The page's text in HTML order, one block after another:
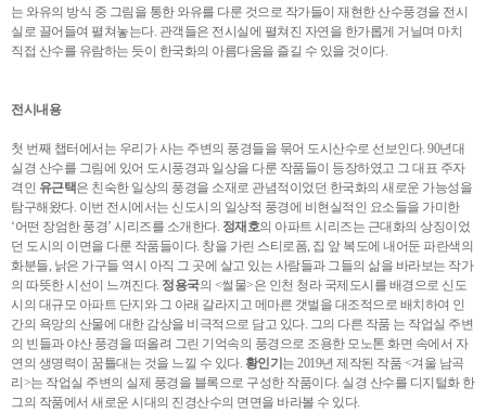
는 와유의 방식 중 그림을 통한 와유를 다룬 것으로 작가들이 재현한 산수풍경을 전시
실로 끌어들여 펼쳐놓는다. 관객들은 전시실에 펼쳐진 자연을 한가롭게 거닐며 마치
직접 산수를 유람하는 듯이 한국화의 아름다움을 즐길 수 있을 것이다.
전시내용
첫 번째 챕터에서는 우리가 사는 주변의 풍경들을 묶어 도시산수로 선보인다. 90년대
실경 산수를 그림에 있어 도시풍경과 일상을 다룬 작품들이 등장하였고 그 대표 주자
격인 유근택은 친숙한 일상의 풍경을 소재로 관념적이었던 한국화의 새로운 가능성을
탐구해왔다. 이번 전시에서는 신도시의 일상적 풍경에 비현실적인 요소들을 가미한
‘어떤 장엄한 풍경’ 시리즈를 소개한다. 정재호의 아파트 시리즈는 근대화의 상징이었
던 도시의 이면을 다룬 작품들이다. 창을 가린 스티로폼, 집 앞 복도에 내어둔 파란색의
화분들, 낡은 가구들 역시 아직 그 곳에 살고 있는 사람들과 그들의 삶을 바라보는 작가
의 따뜻한 시선이 느껴진다. 정용국의 <썰물>은 인천 청라 국제도시를 배경으로 신도
시의 대규모 아파트 단지와 그 아래 갈라지고 메마른 갯벌을 대조적으로 배치하여 인
간의 욕망의 산물에 대한 감상을 비극적으로 담고 있다. 그의 다른 작품 는 작업실 주변
의 빈들과 야산 풍경을 떠올려 그린 기억속의 풍경으로 조용한 모노톤 화면 속에서 자
연의 생명력이 꿈틀대는 것을 느낄 수 있다. 황인기 는 2019년 제작된 작품 <겨울 남곡
리>는 작업실 주변의 실제 풍경을 블록으로 구성한 작품이다. 실경 산수를 디지털화 한
그의 작품에서 새로운 시대의 진경산수의 면면을 바라볼 수 있다.